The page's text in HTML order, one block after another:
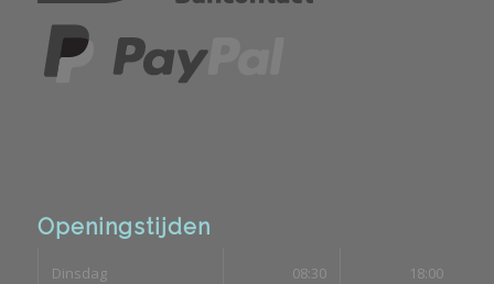
Openingstijden
Dinsdag 08:30 18:00